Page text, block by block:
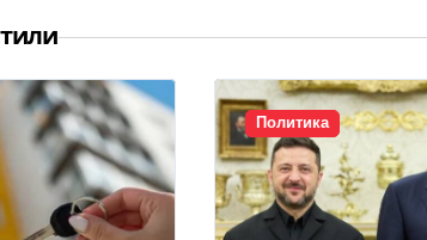
Политика